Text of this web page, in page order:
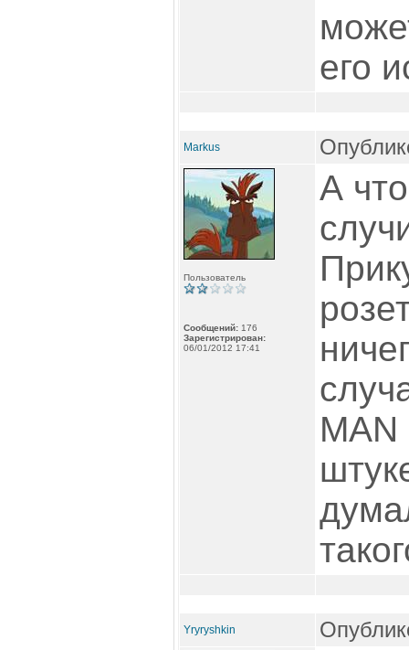
его
Markus
Пользователь
Сообщений: 176
Зарегистрирован:
06/01/2012 17:41
А
MAN
Yryryshkin